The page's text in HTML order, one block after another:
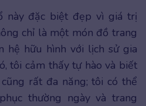
này đặc biệt đẹp vì giá trị
chỉ là một món đồ trang
hệ hữu hình với lịch sử gia
tôi cảm thấy tự hào và biết
rất đa năng; tôi có thể
thường ngày và trang